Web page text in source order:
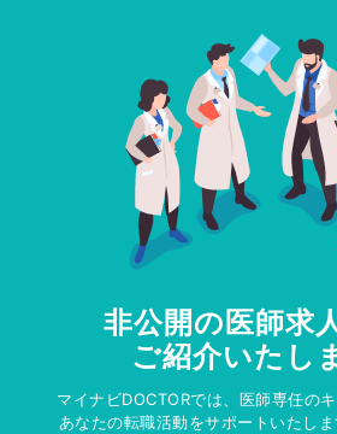
非公開の医師求
ご紹介いたし
マイナビDOCTORでは、医師専任の
あなたの転職活動をサポートいたし